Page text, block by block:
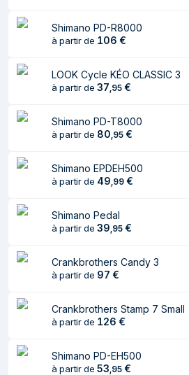
Shimano PD-R8000
à partir de 106 €
LOOK Cycle KÉO CLASSIC 3
à partir de 37 95 €
Shimano PD-T8000
à partir de 80 95 €
Shimano EPDEH500
à partir de 49 99 €
Shimano Pedal
à partir de 39 95 €
Crankbrothers Candy 3
à partir de 97 €
Crankbrothers Stamp 7 Small
à partir de 126 €
Shimano PD-EH500
à partir de 53 95 €